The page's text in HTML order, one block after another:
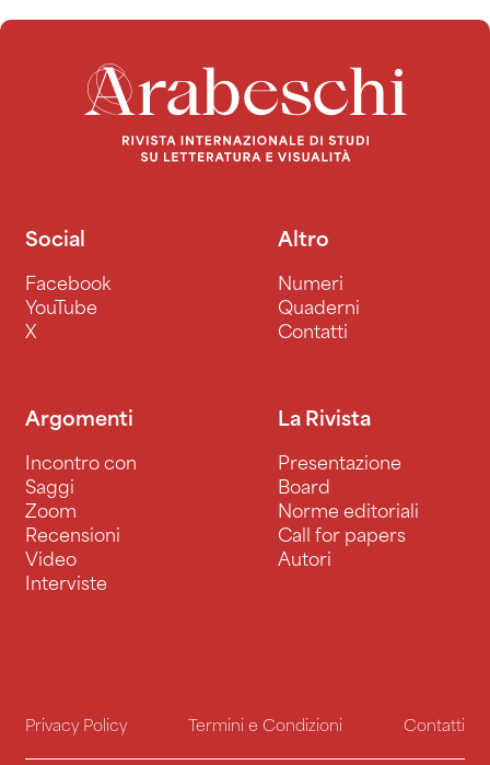
Social
Facebook
YouTube
X
Altro
Numeri
Quaderni
Contatti
Argomenti
Incontro con
Saggi
Zoom
Recensioni
Video
Interviste
La Rivista
Presentazione
Board
Norme editoriali
Call for papers
Autori
Privacy Policy Termini e Condizioni Contatti